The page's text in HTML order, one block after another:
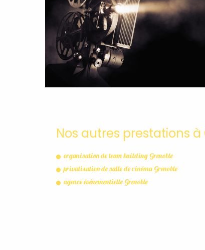
Nos autres prestations à
organisation de team building Grenoble
privatisation de salle de cinéma Grenoble
agence événementielle Grenoble